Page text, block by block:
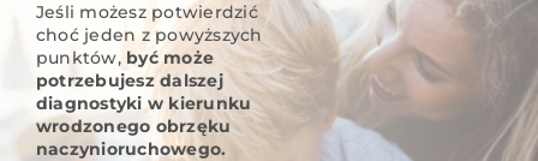
Jeśli możesz potwierdzić
choć jeden z powyższych
punktów, być może
potrzebujesz dalszej
diagnostyki w kierunku
wrodzonego obrzęku
naczynioruchowego.